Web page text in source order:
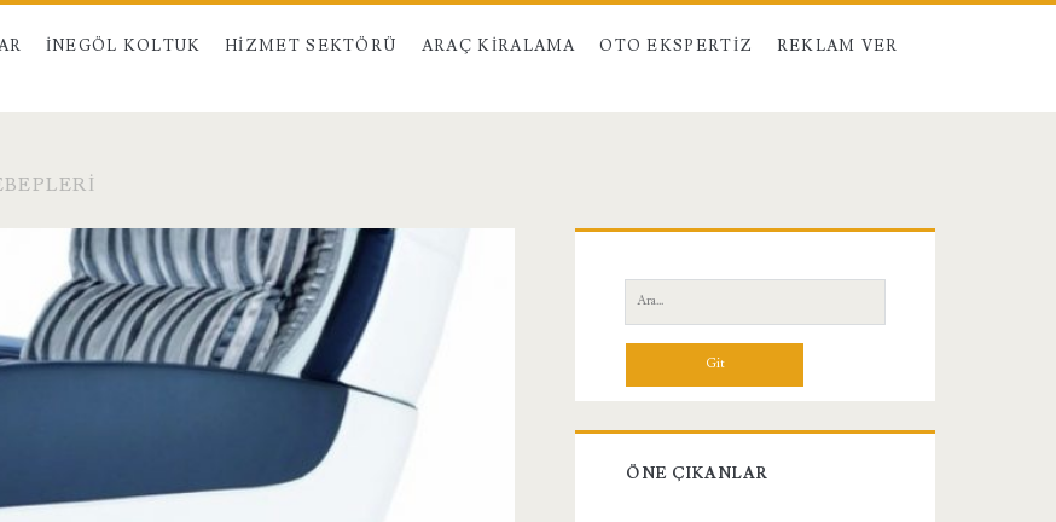
İNEGÖL KOLTUK HIZMET SEKTÖRÜ ARAÇ KIRALAMA OTO EKSPERTIZ REKLAM VER
Yan
Menü
Ara:
ÖNE ÇIKANLAR